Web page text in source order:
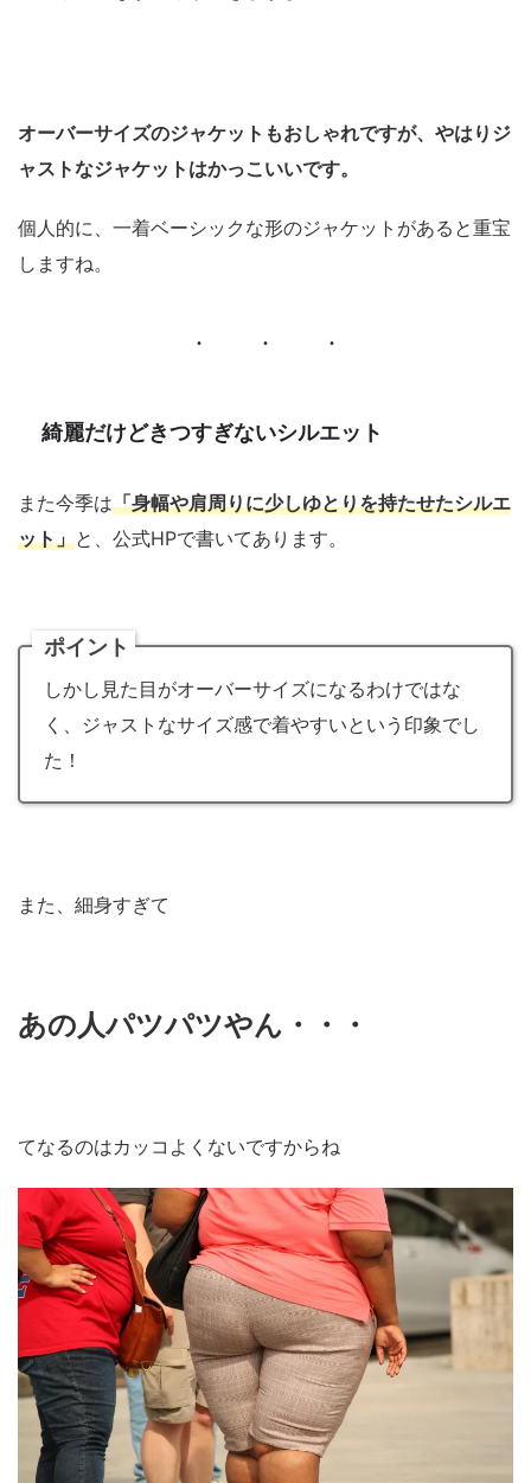
オーバーサイズのジャケットもおしゃれですが、やはりジ
ャストなジャケットはかっこいいです。
個人的に、一着ベーシックな形のジャケットがあると重宝
しますね。
綺麗だけどきつすぎないシルエット
また今季は「身幅や肩周りに少しゆとりを持たせたシルエ
ット」と、公式HPで書いてあります。
ポイント
しかし見た目がオーバーサイズになるわけではな
く、ジャストなサイズ感で着やすいという印象でし
た！
また、細身すぎて
あの人パツパツやん・・・
てなるのはカッコよくないですからね